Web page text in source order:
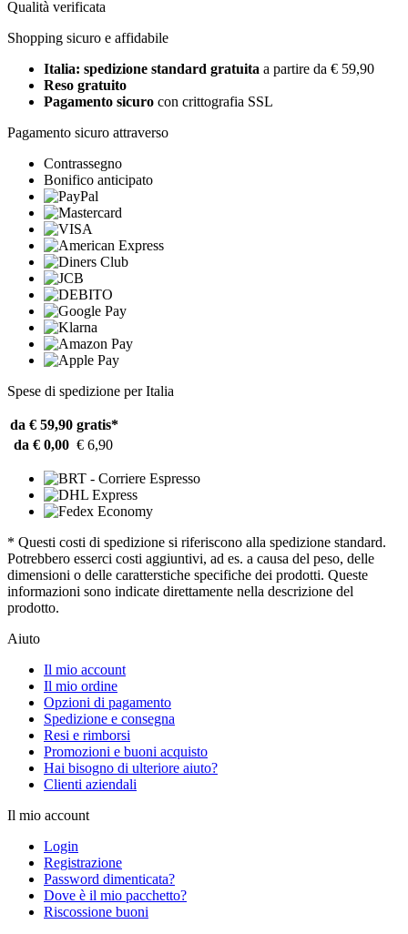
Qualità verificata
Shopping sicuro e affidabile
Italia: spedizione standard gratuita a partire da € 59,90
Reso gratuito
Pagamento sicuro con crittografia SSL
Pagamento sicuro attraverso
Contrassegno
Bonifico anticipato
Spese di spedizione per Italia
da € 59,90 gratis*
da € 0,00 € 6,90
* Questi costi di spedizione si riferiscono alla spedizione standard.
Potrebbero esserci costi aggiuntivi, ad es. a causa del peso, delle
dimensioni o delle caratterstiche specifiche dei prodotti. Queste
informazioni sono indicate direttamente nella descrizione del
prodotto.
Aiuto
Il mio account
Il mio ordine
Opzioni di pagamento
Spedizione e consegna
Resi e rimborsi
Promozioni e buoni acquisto
Hai bisogno di ulteriore aiuto?
Clienti aziendali
Il mio account
Login
Registrazione
Password dimenticata?
Dove è il mio pacchetto?
Riscossione buoni